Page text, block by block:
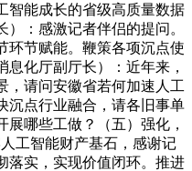
智能成长的省级高质量数据
：感激记者伴侣的提问。
环节赋能。鞭策各项沉点使
化厅副厅长）：近年来，
，请问安徽省若何加速人工
沉点行业融合，请各旧事单
哪些工做？（五）强化，
工智能财产基石，感谢记
落实，实现价值闭环。推进